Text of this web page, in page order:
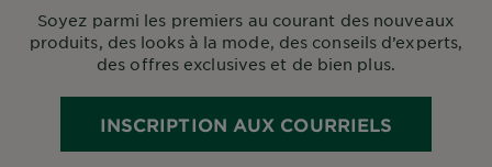
Soyez parmi les premiers au courant des nouveaux
produits, des looks à la mode, des conseils d’experts,
des offres exclusives et de bien plus.
INSCRIPTION AUX COURRIELS